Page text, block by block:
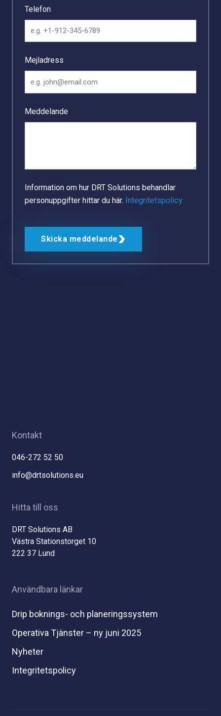
Telefon
Mejladress
Meddelande
Information om hur DRT Solutions behandlar
personuppgifter hittar du här. Integritetspolicy
Skicka meddelande
Kontakt
046-272 52 50
info@drtsolutions.eu
Hitta till oss
DRT Solutions AB
Västra Stationstorget 10
222 37 Lund
Användbara länkar
Drip boknings- och planeringssystem
Operativa Tjänster – ny juni 2025
Nyheter
Integritetspolicy